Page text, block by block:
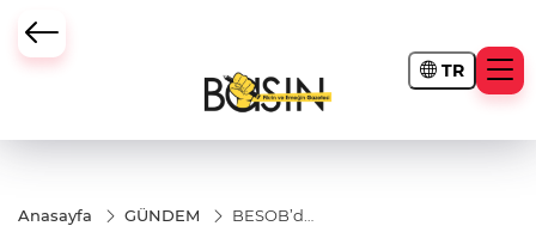
TR
Anasayfa GÜNDEM
BESOB’da